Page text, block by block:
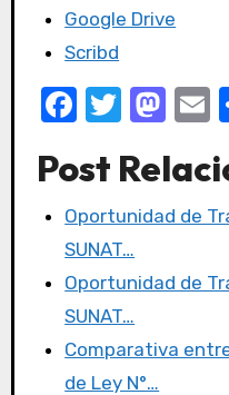
Google Drive
Scribd
F
c
e
b
o
o
k
T
it
te
r
M
st
o
o
Post
Oportunidad de
SUNAT…
Oportunidad de
SUNAT…
Comparativa
de Ley N°…